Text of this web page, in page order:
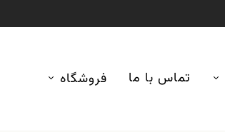
تماس با ما فروشگاه